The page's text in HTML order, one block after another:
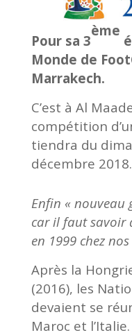
Pour sa 3
ème
Monde de
Marrakech.
C’est à Al
compétition
tiendra du
décembre 2018.
Enfin « nouveau
car il faut savoir
en 1999 chez
Après la
(2016), les
devaient se
Maroc et l’Italie.